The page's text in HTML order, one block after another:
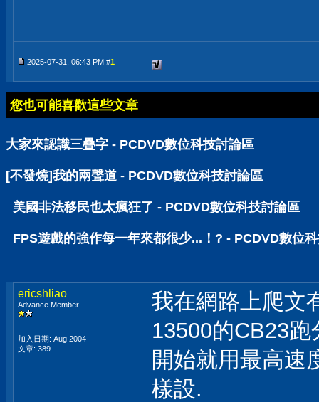
2025-07-31, 06:43 PM #1
您也可能喜歡這些文章
大家來認識三疊字 - PCDVD數位科技討論區
[不發燒]我的兩聲道 - PCDVD數位科技討論區
美國非法移民也太瘋狂了 - PCDVD數位科技討論區
FPS遊戲的強作每一年來都很少...！? - PCDVD數位
ericshliao
Advance Member
加入日期: Aug 2004
文章: 389
我在網路上爬文
13500的CB23
開始就用最高速
樣設.